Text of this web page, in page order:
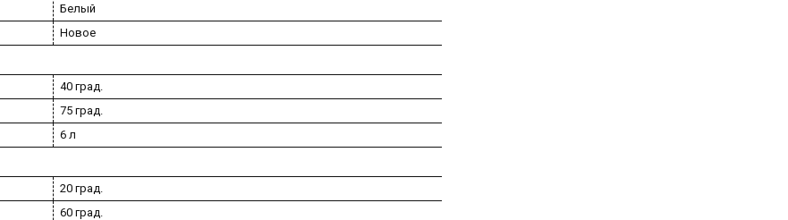
Белый
Новое
40 град.
75 град.
6 л
20 град.
60 град.